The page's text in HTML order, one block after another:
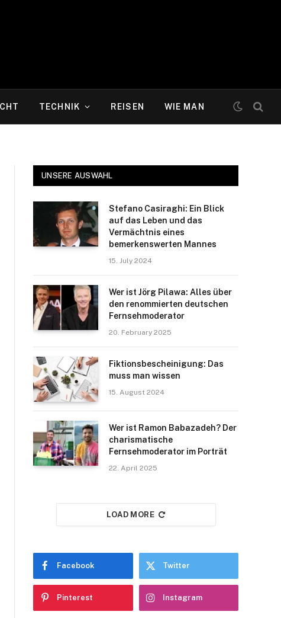
TECHNIK REISEN WIE MAN
UNSERE AUSWAHL
Stefano Casiraghi: Ein Blick
auf das Leben und das
Vermächtnis eines
bemerkenswerten Mannes
15. July 2024
Wer ist Jörg Pilawa: Alles über
den renommierten deutschen
Fernsehmoderator
20. February 2025
Fiktionsbescheinigung: Das
muss man wissen
15. August 2024
Wer ist Ramon Babazadeh? Der
charismatische
Fernsehmoderator im Porträt
22. April 2025
LOAD MORE
Facebook Twitter
Pinterest Instagram